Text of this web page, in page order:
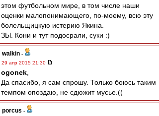
этом футбольном мире, в том числе наши
оценки малопонимающего, по-моему, всю эту
болельщицкую истерию Якина.
ЗЫ. Кони и тут подосрали, суки :)
walkin -
29 апр 2015 21:30
ogonek
Да спасибо, я сам спрошу. Только боюсь таким
темпом опоздаю, не сдюжит мусье.((
porcus -